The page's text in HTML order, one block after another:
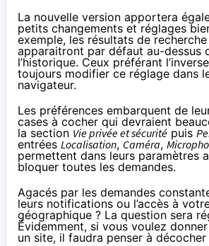
La nouvelle version apportera
petits changements et réglages
exemple, les résultats de
apparaitront par défaut au-dessus
l’historique. Ceux préférant
toujours modifier ce réglage dans
navigateur.
Les préférences embarquent de
cases à cocher qui devraient
la section Vie privée et sécurité puis
entrées Localisation, Caméra,
permettent dans leurs paramètres
bloquer toutes les demandes.
Agacés par les demandes
leurs notifications ou l’accès à
géographique ? La question sera
Évidemment, si vous voulez donner
un site, il faudra penser à